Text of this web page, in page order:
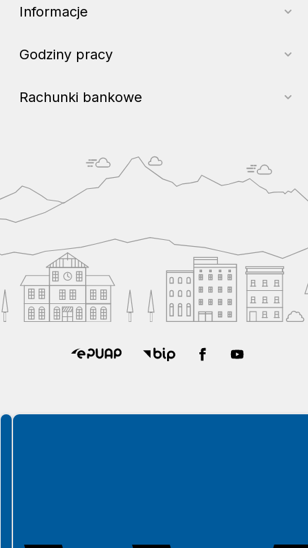
Informacje
Godziny pracy
Rachunki bankowe
Spełniamy standardy WCAG 2.2
Spełniamy standardy W3C